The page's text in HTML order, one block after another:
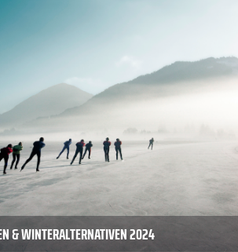
& WINTERALTERNATIVEN 2024